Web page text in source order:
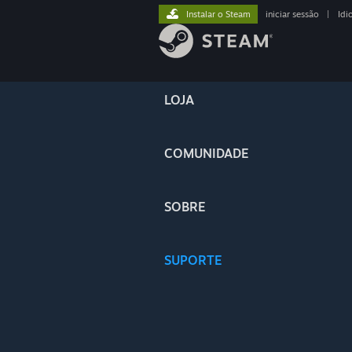
LOJA
COMUNIDADE
SOBRE
SUPORTE
Instalar o Steam iniciar sessão